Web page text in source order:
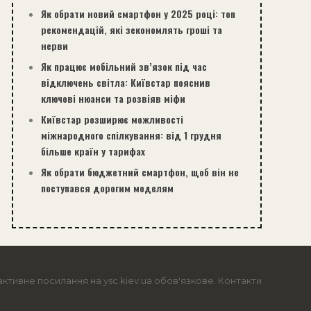
Як обрати новий смартфон у 2025 році: топ
рекомендацій, які зекономлять гроші та
нерви
Як працює мобільний зв’язок під час
відключень світла: Київстар пояснив
ключові нюанси та розвіяв міфи
Київстар розширює можливості
міжнародного спілкування: від 1 грудня
більше країн у тарифах
Як обрати бюджетний смартфон, щоб він не
поступався дорогим моделям
посилання на ysc.kiev.ua обов'язкове. Контакти